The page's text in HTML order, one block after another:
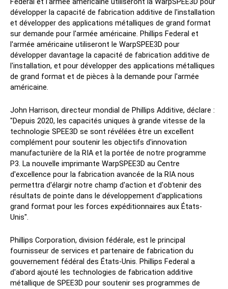
Ressources
Blog
Salons et webinaires
Collatéral et vidéos
Livres blancs
Études de cas
Évaluation partielle
FAQ
Contact
Demandes de renseignements
Inscription au bulletin d'information
Soutien à la clientèle
Federal et l'armée américaine utiliseront la WarpSPEE3D pour
développer la capacité de fabrication additive de l'installation
et développer des applications métalliques de grand format
sur demande pour l'armée américaine. Phillips Federal et
l'armée américaine utiliseront le WarpSPEE3D pour
développer davantage la capacité de fabrication additive de
l'installation, et pour développer des applications métalliques
de grand format et de pièces à la demande pour l'armée
américaine.
John Harrison, directeur mondial de Phillips Additive, déclare :
"Depuis 2020, les capacités uniques à grande vitesse de la
technologie SPEE3D se sont révélées être un excellent
complément pour soutenir les objectifs d'innovation
manufacturière de la RIA et la portée de notre programme
P3. La nouvelle imprimante WarpSPEE3D au Centre
d'excellence pour la fabrication avancée de la RIA nous
permettra d'élargir notre champ d'action et d'obtenir des
résultats de pointe dans le développement d'applications
grand format pour les forces expéditionnaires aux États-
Unis".
Phillips Corporation, division fédérale, est le principal
fournisseur de services et partenaire de fabrication du
gouvernement fédéral des États-Unis. Phillips Federal a
d'abord ajouté les technologies de fabrication additive
métallique de SPEE3D pour soutenir ses programmes de